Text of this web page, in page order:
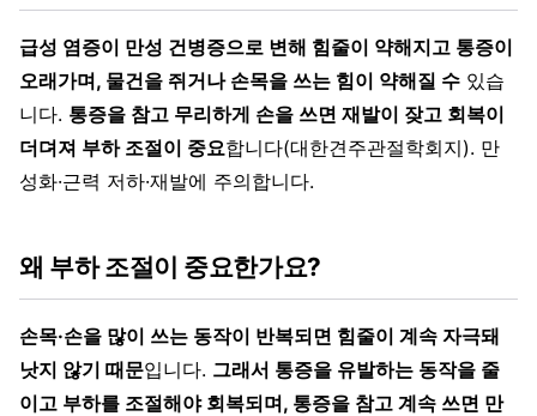
급성 염증이 만성 건병증으로 변해 힘줄이 약해지고 통증이
오래가며, 물건을 쥐거나 손목을 쓰는 힘이 약해질 수 있습
니다. 통증을 참고 무리하게 손을 쓰면 재발이 잦고 회복이
더뎌져 부하 조절이 중요합니다(대한견주관절학회지). 만
성화·근력 저하·재발에 주의합니다.
왜 부하 조절이 중요한가요?
손목·손을 많이 쓰는 동작이 반복되면 힘줄이 계속 자극돼
낫지 않기 때문입니다. 그래서 통증을 유발하는 동작을 줄
이고 부하를 조절해야 회복되며, 통증을 참고 계속 쓰면 만